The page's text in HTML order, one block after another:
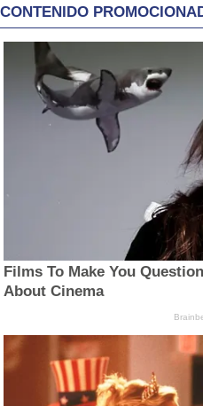
CONTENIDO
Films To Make You
About Cinema